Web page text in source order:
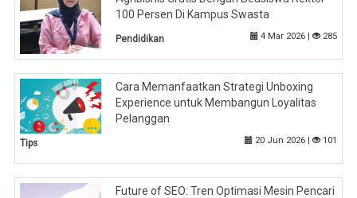
100 Persen Di Kampus Swasta
Pendidikan 4 Mar 2026 | 285
Cara Memanfaatkan Strategi Unboxing
Experience untuk Membangun Loyalitas
Pelanggan
Tips 20 Jun 2026 | 101
Future of SEO: Tren Optimasi Mesin Pencari